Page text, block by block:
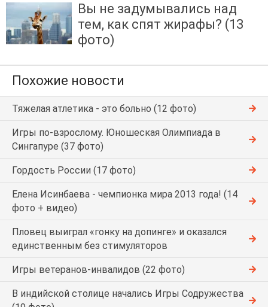
Вы не задумывались над
тем, как спят жирафы? (13
фото)
Похожие новости
Тяжелая атлетика - это больно (12 фото)
Игры по-взрослому. Юношеская Олимпиада в
Сингапуре (37 фото)
Гордость России (17 фото)
Елена Исинбаева - чемпионка мира 2013 года! (14
фото + видео)
Пловец выиграл «гонку на допинге» и оказался
единственным без стимуляторов
Игры ветеранов-инвалидов (22 фото)
В индийской столице начались Игры Содружества